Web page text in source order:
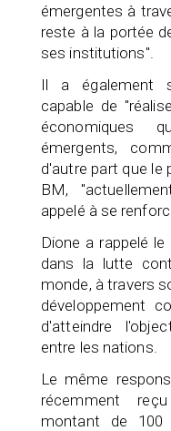
émergentes à
reste à la portée
ses institutions".
Il a également
capable de
économiques
émergents,
d'autre part que le
BM,
appelé à se
Dione a rappelé
dans la lutte
monde, à travers
développement
d'atteindre
entre les nations.
Le même
récemment
montant de 100